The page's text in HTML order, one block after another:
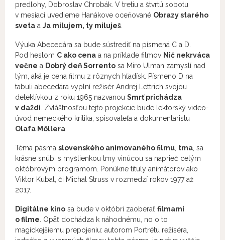
predlohy, Dobroslav Chrobák. V tretiu a štvrtú sobotu
v mesiaci uvedieme Hanákove oceňované Obrazy starého
sveta a Ja milujem, ty miluješ
Výuka Abecedára sa bude sústrediť na písmená C a D.
Pod heslom C ako cena a na príklade filmov Nič nekrváca
večne a Dobrý deň Sorrento sa Miro Ulman zamyslí nad
tým, aká je cena filmu z rôznych hľadísk. Písmeno D na
tabuli abecedára vyplní režisér Andrej Lettrich svojou
detektívkou z roku 1965 nazvanou Smrť prichádza
v daždi . Zvláštnosťou tejto projekcie bude lektorský video-
úvod nemeckého kritika, spisovateľa a dokumentaristu
Olafa Möllera
Téma pásma slovenského animovaného filmu tma , sa
krásne snúbi s myšlienkou tmy vinúcou sa naprieč celým
októbrovým programom. Ponúkne tituly animátorov ako
Viktor Kubal, či Michal Struss v rozmedzí rokov 1977 až
2017.
Digitálne kino sa bude v októbri zaoberať filmami
o filme . Opäť dochádza k náhodnému, no o to
magickejšiemu prepojeniu: autorom Portrétu režiséra,